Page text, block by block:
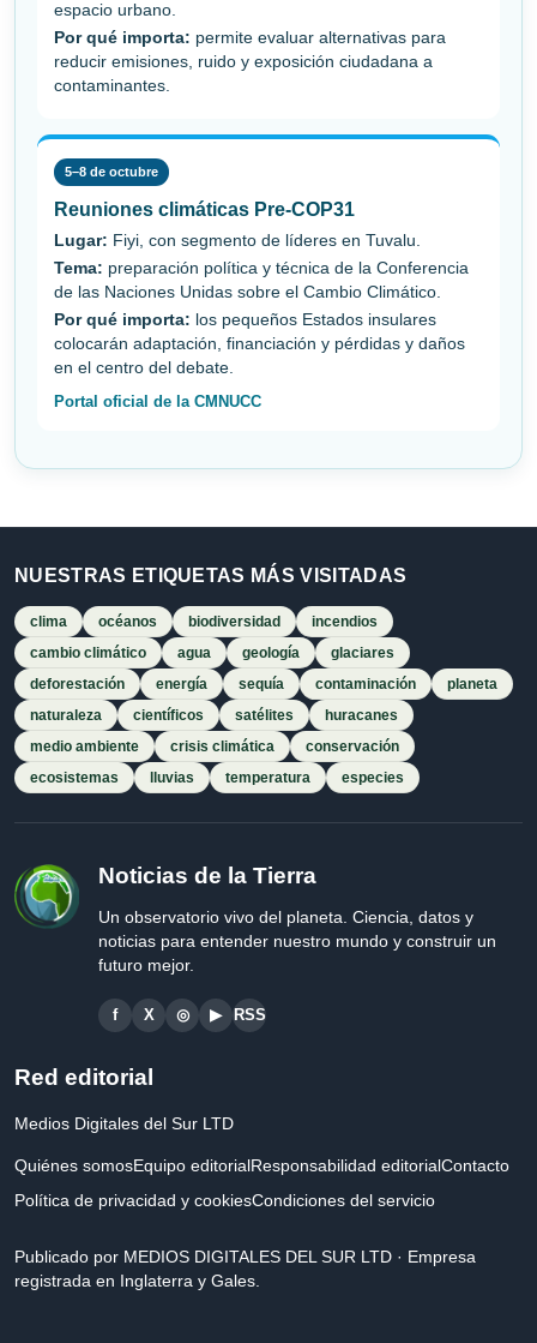
espacio urbano.
Por qué importa: permite evaluar alternativas para
reducir emisiones, ruido y exposición ciudadana a
contaminantes.
5–8 de octubre
Reuniones climáticas Pre-COP31
Lugar: Fiyi, con segmento de líderes en Tuvalu.
Tema: preparación política y técnica de la Conferencia
de las Naciones Unidas sobre el Cambio Climático.
Por qué importa: los pequeños Estados insulares
colocarán adaptación, financiación y pérdidas y daños
en el centro del debate.
Portal oficial de la CMNUCC
NUESTRAS ETIQUETAS MÁS VISITADAS
clima océanos biodiversidad
incendios
cambio climático
agua geología
glaciares
deforestación
energía sequía contaminación
planeta
naturaleza
científicos satélites
huracanes
medio ambiente
crisis climática
conservación
ecosistemas
lluvias temperatura especies
Noticias de la Tierra
Un observatorio vivo del planeta. Ciencia, datos y
noticias para entender nuestro mundo y construir un
futuro mejor.
f X ◎ ▶ RSS
Red editorial
Medios Digitales del Sur LTD
Quiénes somosEquipo editorialResponsabilidad editorialContacto
Política de privacidad y cookiesCondiciones del servicio
Publicado por MEDIOS DIGITALES DEL SUR LTD · Empresa
registrada en Inglaterra y Gales.